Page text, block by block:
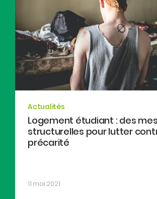
Actualités
Logement étudiant : des
structurelles pour lutter
précarité
11 mai 2021